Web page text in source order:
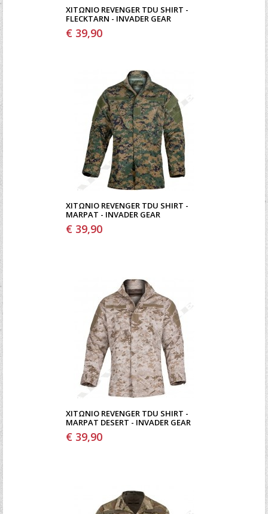
ΧΙΤΏΝΙΟ REVENGER TDU SHIRT -
FLECKTARN - INVADER GEAR
€ 39,90
ΧΙΤΏΝΙΟ REVENGER TDU SHIRT -
MARPAT - INVADER GEAR
€ 39,90
ΧΙΤΏΝΙΟ REVENGER TDU SHIRT -
MARPAT DESERT - INVADER GEAR
€ 39,90